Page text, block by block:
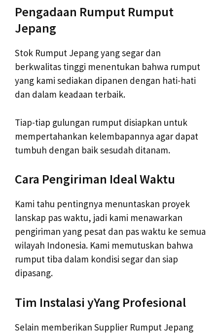
Pengadaan Rumput Rumput
Jepang
Stok Rumput Jepang yang segar dan
berkwalitas tinggi menentukan bahwa rumput
yang kami sediakan dipanen dengan hati-hati
dan dalam keadaan terbaik.
Tiap-tiap gulungan rumput disiapkan untuk
mempertahankan kelembapannya agar dapat
tumbuh dengan baik sesudah ditanam.
Cara Pengiriman Ideal Waktu
Kami tahu pentingnya menuntaskan proyek
lanskap pas waktu, jadi kami menawarkan
pengiriman yang pesat dan pas waktu ke semua
wilayah Indonesia. Kami memutuskan bahwa
rumput tiba dalam kondisi segar dan siap
dipasang.
Tim Instalasi yYang Profesional
Selain memberikan Supplier Rumput Jepang